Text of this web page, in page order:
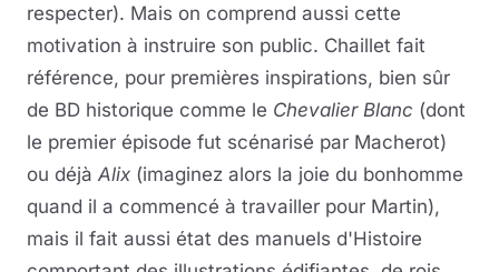
respecter). Mais on comprend aussi cette
motivation à instruire son public. Chaillet fait
référence, pour premières inspirations, bien sûr
de BD historique comme le Chevalier Blanc (dont
le premier épisode fut scénarisé par Macherot)
ou déjà Alix (imaginez alors la joie du bonhomme
quand il a commencé à travailler pour Martin),
mais il fait aussi état des manuels d'Histoire